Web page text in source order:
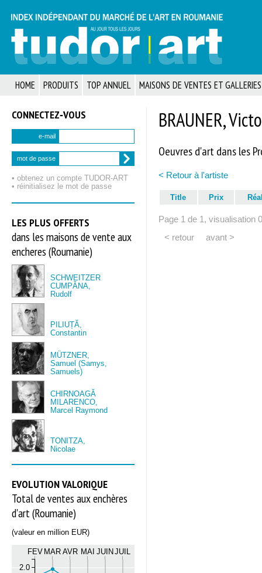
HOME PRODUITS TOP ANNUEL MAISONS DE VENTES ET GALLERIES
CONNECTEZ‑VOUS
e-mail
mot de passe
• obtenez un compte TUDOR‑ART
• réinitialisez le mot de passe
LES PLUS OFFERTS
dans les maisons de vente aux
encheres (Roumanie)
SCHWEITZER
CUMPĂNA,
Rudolf
PILIUȚĂ,
Constantin
MÜTZNER,
Samuel (Samys,
Samuels)
CHIRNOAGĂ
MILARENCO,
Marcel Raymond
TONITZA,
Nicolae
EVOLUTION VALORIQUE
Total de ventes aux enchères
d'art (Roumanie)
(valeur en million EUR)
FEV MAR AVR MAI JUIN JUIL
2.0
BRAUNER,
Oeuvres d'art dans les
< Retour à l'artiste
Title Prix
Page 1 de 1, visualisation
< retour
avant >